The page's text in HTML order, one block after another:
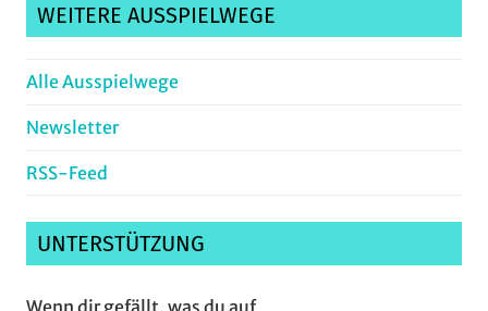
WEITERE AUSSPIELWEGE
Alle Ausspielwege
Newsletter
RSS-Feed
UNTERSTÜTZUNG